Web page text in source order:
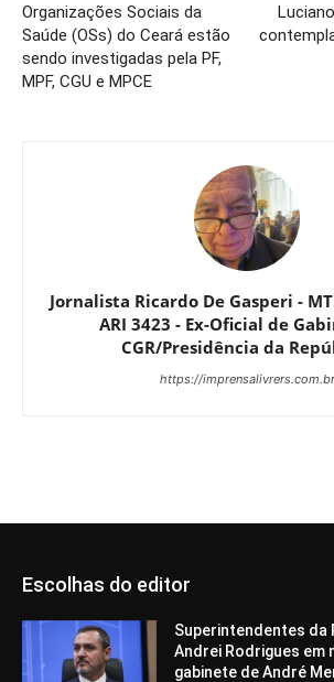
Organizações Sociais da
Saúde (OSs) do Ceará estão
sendo investigadas pela PF,
MPF, CGU e MPCE
Jornalista Ricardo De Gasperi -
ARI 3423 - Ex-Oficial de
CGR/Presidência da
https://imprensalivrers.com.br
Escolhas do editor
Superintendentes da
Andrei Rodrigues em
gabinete de André